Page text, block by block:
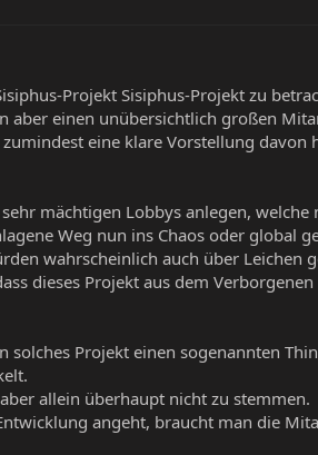
Projekt Sisiphus-Projekt zu
aber einen unübersichtlich großen
eine klare Vorstellung davon
mächtigen Lobbys anlegen,
Weg nun ins Chaos oder global
wahrscheinlich auch über Leichen
dieses Projekt aus dem
Projekt einen sogenannten
allein überhaupt nicht zu stemmen.
angeht, braucht man die